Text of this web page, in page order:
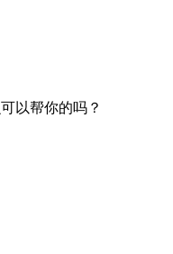
以帮你的吗？